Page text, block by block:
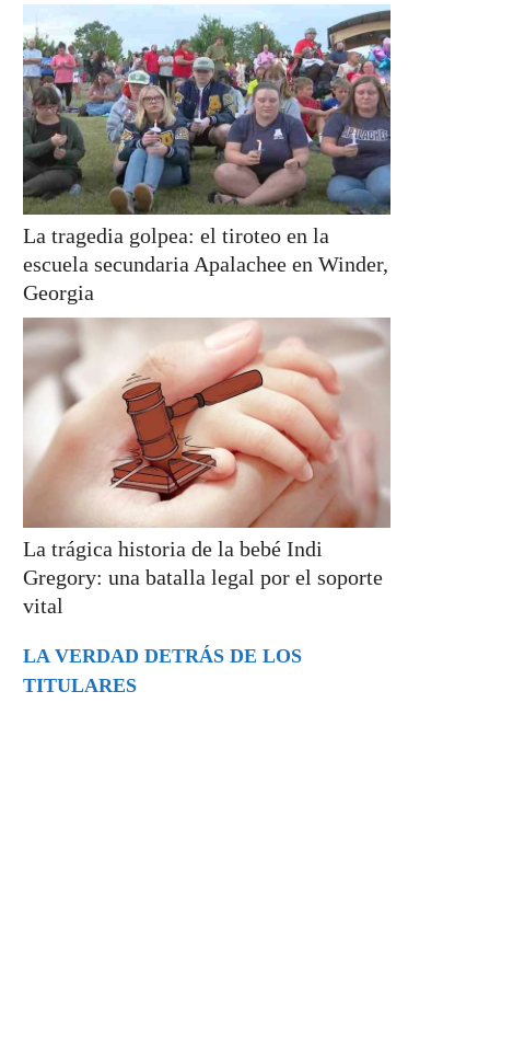
La tragedia golpea: el tiroteo en la
escuela secundaria Apalachee en Winder,
Georgia
La trágica historia de la bebé Indi
Gregory: una batalla legal por el soporte
vital
LA VERDAD DETRÁS DE LOS
TITULARES